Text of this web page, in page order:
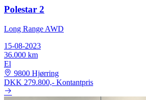
Polestar 2
Long Range AWD
15-08-2023
36.000 km
El
9800 Hjørring
DKK 279.800,- Kontantpris